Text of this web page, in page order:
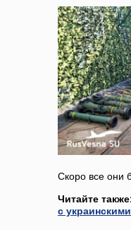
Скоро все они
Читайте
с